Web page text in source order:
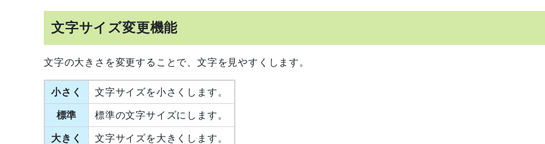
文字サイズ変更機能
文字の大きさを変更することで、文字を見やすくします。
小さく 文字サイズを小さくします。
標準 標準の文字サイズにします。
大きく 文字サイズを大きくします。